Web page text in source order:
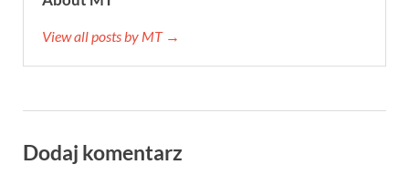
View all posts by MT →
Dodaj komentarz